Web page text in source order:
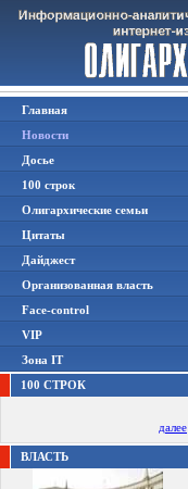
Главная
Новости
Досье
100 строк
Олигархические семьи
Цитаты
Дайджест
Организованная власть
Face-control
VIP
Зона IT
100 СТРОК
далее
ВЛАСТЬ